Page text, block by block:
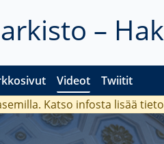
–
Videot Twiitit
Katso infosta lisää